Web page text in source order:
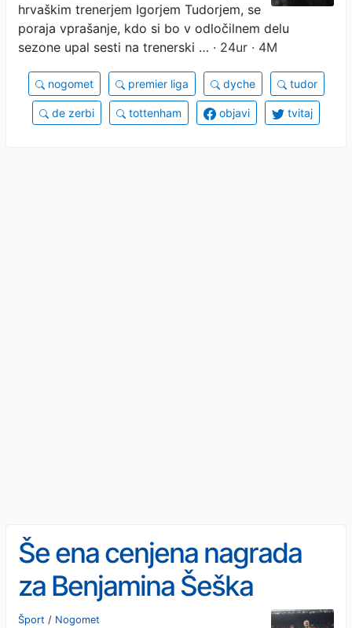
hrvaškim trenerjem Igorjem Tudorjem, se
poraja vprašanje, kdo si bo v odločilnem delu
sezone upal sesti na trenerski … · 24ur · 4M
nogomet premier liga dyche tudor
de zerbi tottenham objavi tvitaj
Še ena cenjena nagrada
za Benjamina Šeška
Šport / Nogomet